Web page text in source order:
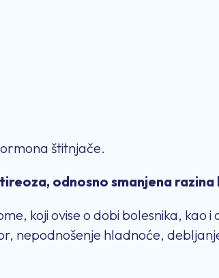
štitnjače.
odnosno smanjena
koji ovise o dobi bolesnika, kao
nepodnošenje hladnoće,